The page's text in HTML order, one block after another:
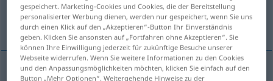
sobreexcitado
gespeichert. Marketing-Cookies und Cookies, die der Bereitstellung
personalisierter Werbung dienen, werden nur gespeichert, wenn Sie uns
durch einen Klick auf den „Akzeptieren“-Button Ihr Einverständnis
geben. Klicken Sie ansonsten auf „Fortfahren ohne Akzeptieren“. Sie
können Ihre Einwilligung jederzeit für zukünftige Besuche unserer
Webseite widerrufen. Wenn Sie weitere Informationen zu den Cookies
und den Anpassungsmöglichkeiten möchten, klicken Sie einfach auf den
Button „Mehr Optionen“. Weitergehende Hinweise zu der